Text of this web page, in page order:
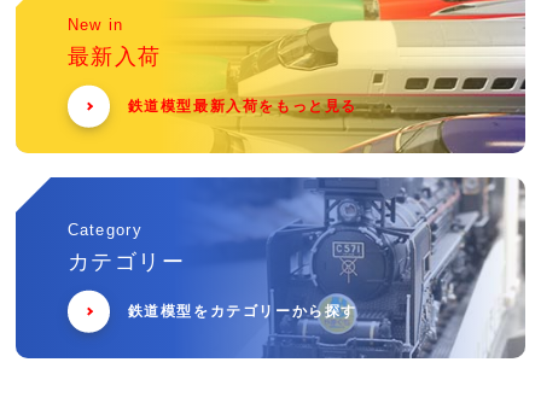
New in
最新入荷
鉄道模型最新入荷をもっと見る
Category
カテゴリー
鉄道模型をカテゴリーから探す